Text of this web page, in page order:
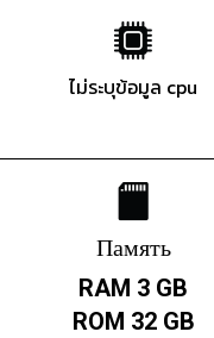
ไม่ระบุข้อมูล cpu
Память
RAM 3 GB
ROM 32 GB